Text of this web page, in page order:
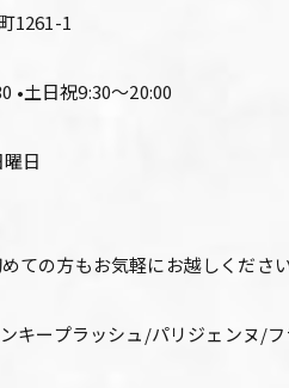
1261-1
•土日祝9:30〜20:00
日
ての方もお気軽にお越しくださ
キープラッシュ/パリジェンヌ/